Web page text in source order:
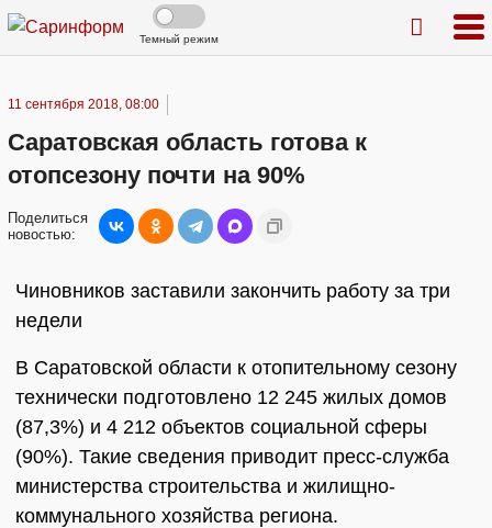
Темный режим
11 сентября 2018, 08:00
Саратовская область готова к
отопсезону почти на 90%
Поделиться
новостью:
Чиновников заставили закончить работу за три
недели
В Саратовской области к отопительному сезону
технически подготовлено 12 245 жилых домов
(87,3%) и 4 212 объектов социальной сферы
(90%). Такие сведения приводит пресс-служба
министерства строительства и жилищно-
коммунального хозяйства региона.